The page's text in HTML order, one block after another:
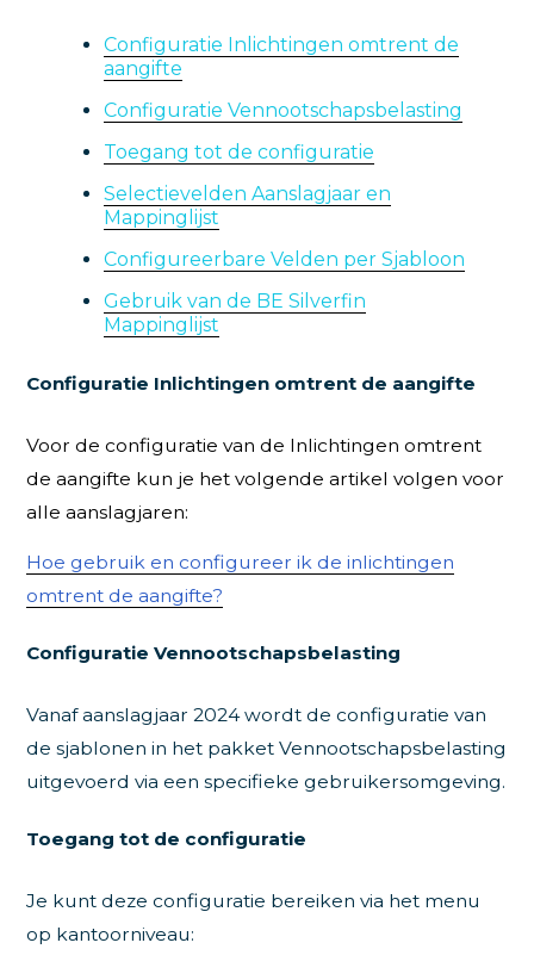
Configuratie Inlichtingen omtrent de
aangifte
Configuratie Vennootschapsbelasting
Toegang tot de configuratie
Selectievelden Aanslagjaar en
Mappinglijst
Configureerbare Velden per Sjabloon
Gebruik van de BE Silverfin
Mappinglijst
Configuratie Inlichtingen omtrent de aangifte
Voor de configuratie van de Inlichtingen omtrent
de aangifte kun je het volgende artikel volgen voor
alle aanslagjaren:
Hoe gebruik en configureer ik de inlichtingen
omtrent de aangifte?
Configuratie Vennootschapsbelasting
Vanaf aanslagjaar 2024 wordt de configuratie van
de sjablonen in het pakket Vennootschapsbelasting
uitgevoerd via een specifieke gebruikersomgeving.
Toegang tot de configuratie
Je kunt deze configuratie bereiken via het menu
op kantoorniveau: